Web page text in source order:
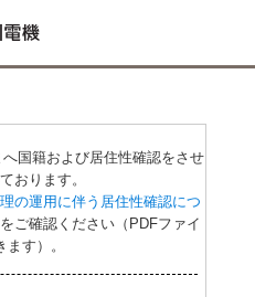
国籍および居住性確認をさせ
おります。
の運用に伴う居住性確認につ
をご確認ください（PDFファイ
ます）。